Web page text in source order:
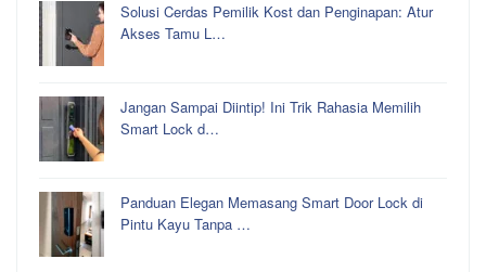
Solusi Cerdas Pemilik Kost dan Penginapan: Atur
Akses Tamu L…
Jangan Sampai Diintip! Ini Trik Rahasia Memilih
Smart Lock d…
Panduan Elegan Memasang Smart Door Lock di
Pintu Kayu Tanpa …